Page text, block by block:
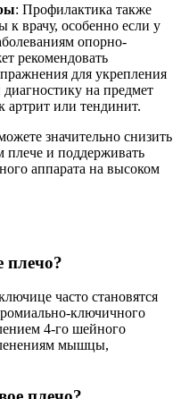
: Профилактика также
к врачу, особенно если у
опорно-
рекомендовать
для укрепления
диагностику на предмет
артрит или тендинит.
значительно снизить
плече и поддерживать
аппарата на высоком
плечо?
часто становятся
ключичного
4-го шейного
мышцы,